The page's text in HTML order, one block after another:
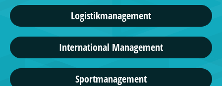
Logistikmanagement
International Management
Sportmanagement